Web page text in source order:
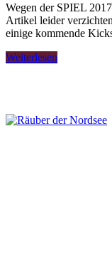
Wegen der SPIEL
Artikel leider
einige kommende
Weiterlesen